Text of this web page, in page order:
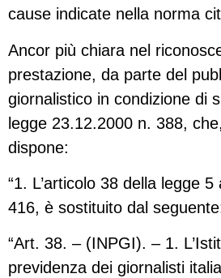
cause indicate nella norma
Ancor più chiara nel
prestazione, da parte del
giornalistico in condizione di
legge 23.12.2000 n. 388,
dispone:
“1. L’articolo 38 della legge
416, è sostituito dal
“Art. 38. – (INPGI). – 1.
previdenza dei giornalisti